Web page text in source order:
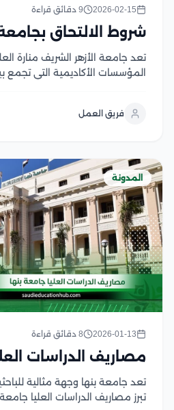
2026-02-15 9 دقائق قراءة
شروط الالتحاق
تعد جامعة الأزهر الشريف منارة
المؤسسات الأكاديمية التي تجمع
والزمنية، يبرز نظام جامعة الأزهر
فريق العمل
المدونة
2026-01-13 8 دقائق قراءة
مصاريف الدراسات
تعد جامعة بنها وجهة مثالية
تبرز مصاريف الدراسات العليا